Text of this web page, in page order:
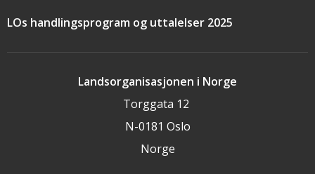
Landsorganisasjonen i Norge
Torggata 12
N-0181 Oslo
Norge
LOs handlingsprogram og uttalelser 2025